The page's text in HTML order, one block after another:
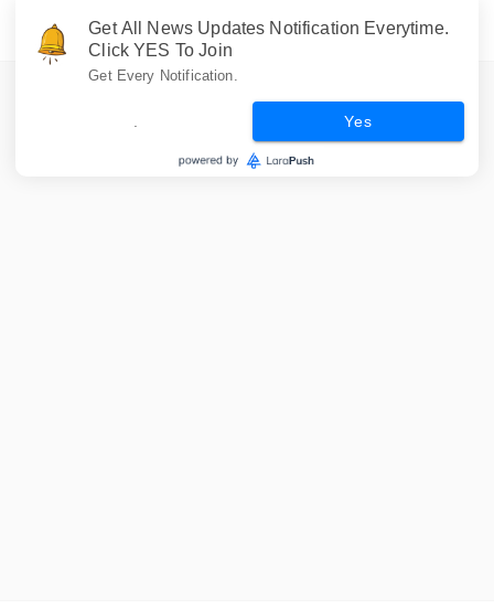
Get All News Updates Notification Everytime.
Click YES To Join
Get Every Notification.
Yes